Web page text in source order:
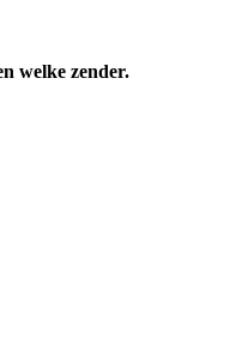
welke zender.